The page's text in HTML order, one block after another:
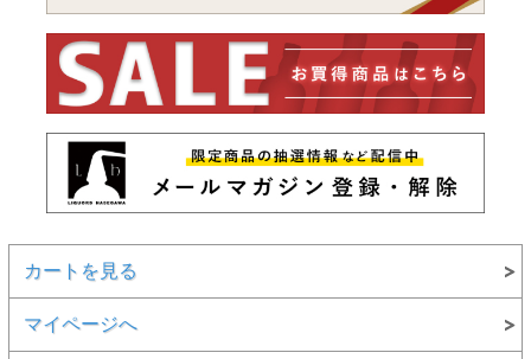
カートを見る
マイページへ